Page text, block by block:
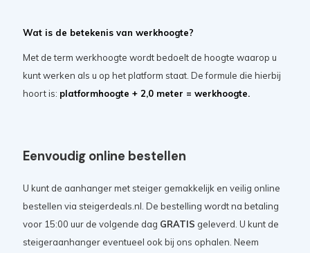
Wat is de betekenis van werkhoogte?
Met de term werkhoogte wordt bedoelt de hoogte waarop u
kunt werken als u op het platform staat. De formule die hierbij
hoort is: platformhoogte + 2,0 meter = werkhoogte.
Eenvoudig online bestellen
U kunt de aanhanger met steiger gemakkelijk en veilig online
bestellen via steigerdeals.nl. De bestelling wordt na betaling
voor 15:00 uur de volgende dag GRATIS geleverd. U kunt de
steigeraanhanger eventueel ook bij ons ophalen. Neem